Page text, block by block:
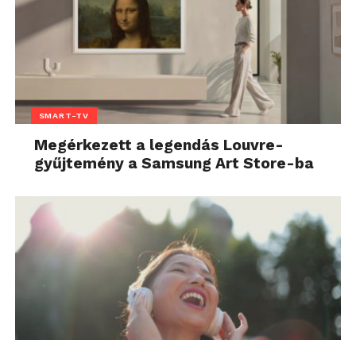
SMART-TV
Megérkezett a legendás Louvre-
gyűjtemény a Samsung Art Store-ba